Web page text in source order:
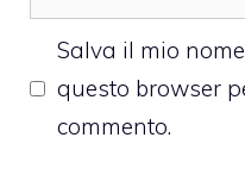
web
Salva il mio
questo browser
commento.